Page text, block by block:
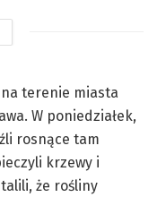
terenie miasta
W poniedziałek,
rosnące tam
krzewy i
że rośliny